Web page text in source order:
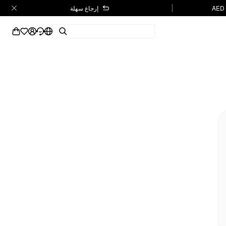
إرجاع سهلة